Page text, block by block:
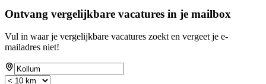
Ontvang vergelijkbare vacatures in je mailbox
Vul in waar je vergelijkbare vacatures zoekt en vergeet je e-
mailadres niet!